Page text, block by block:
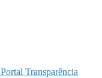
Portal Transparência